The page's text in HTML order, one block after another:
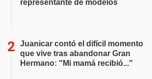
representante de modelos
Juanicar contó el difícil momento
que vive tras abandonar Gran
Hermano: "Mi mamá recibió..."